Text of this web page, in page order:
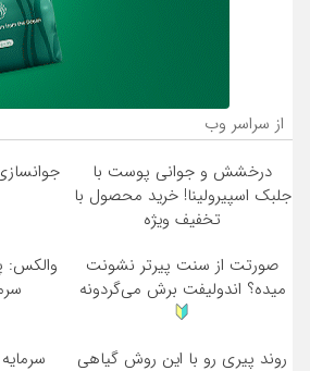
از سراسر وب
درخشش و جوانی پوست با
جلبک اسپیرولینا! خرید محصول با
تخفیف ویژه
صورتت از سنت پیرتر نشونت
میده؟ اندولیفت برش می‌گردونه
والکس:
روند پیری رو با این روش گیاهی